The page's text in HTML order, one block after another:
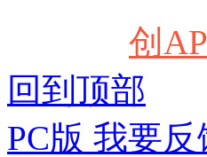
创
回到顶部
PC版 我要反